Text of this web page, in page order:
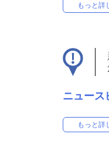
ポータブルチェッ
タブオール
ニュータブフレ
もっと詳
ニュー
もっと詳